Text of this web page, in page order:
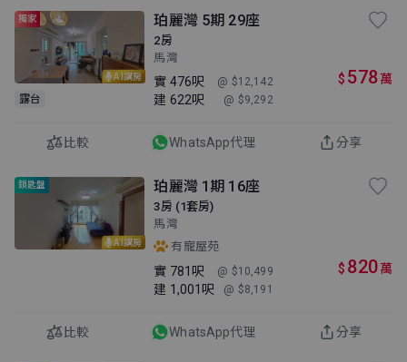
AI講房
獨家
露台
珀麗灣 5期 29座
2房
馬灣
實 476呎 @ $12,142
建 622呎 @ $9,292
$ 578萬
比較 WhatsApp代理 分享
AI講房
鎖匙盤 珀麗灣 1期 16座
3房 (1套房)
馬灣
有寵屋苑
實 781呎 @ $10,499
建 1,001呎 @ $8,191
$ 820萬
比較 WhatsApp代理 分享